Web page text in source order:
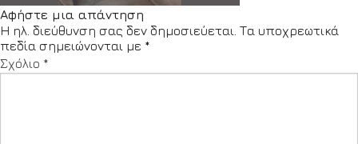
ΕΠΙΚΟΙΝΩΝΙΑ
Αφήστε μια απάντηση
Η ηλ. διεύθυνση σας δεν δημοσιεύεται. Τα υποχρεωτικά
πεδία σημειώνονται με *
Σχόλιο *